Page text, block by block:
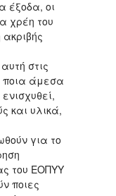
έξοδα, οι
χρέη του
στις
ποια άμεσα
και υλικά,
για το
του ΕΟΠΥΥ
ποιες